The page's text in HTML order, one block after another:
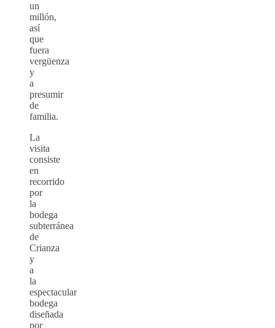
un
millón,
así
que
fuera
vergüenza
y
a
presumir
de
familia.
La
visita
consiste
en
recorrido
por
la
bodega
subterránea
de
Crianza
y
a
la
espectacular
bodega
diseñada
por